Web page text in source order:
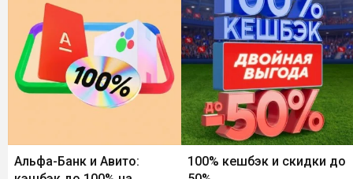
Альфа-Банк и Авито:
100% кешбэк и скидки до